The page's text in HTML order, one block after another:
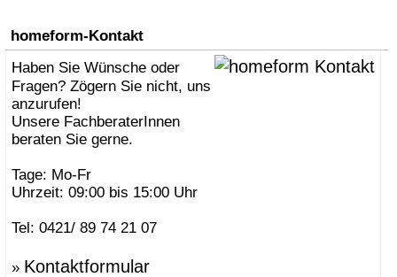
homeform-Kontakt
Haben Sie Wünsche oder
Fragen? Zögern Sie nicht, uns
anzurufen!
Unsere FachberaterInnen
beraten Sie gerne.
Tage: Mo-Fr
Uhrzeit: 09:00 bis 15:00 Uhr
Tel: 0421/ 89 74 21 07
» Kontaktformular